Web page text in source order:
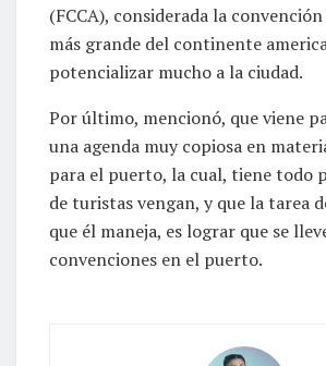
(FCCA), considerada la
más grande del continente
potencializar mucho a la ciudad.
Por último, mencionó, que viene
una agenda muy copiosa en
para el puerto, la cual, tiene todo
de turistas vengan, y que la tarea
que él maneja, es lograr que se
convenciones en el puerto.